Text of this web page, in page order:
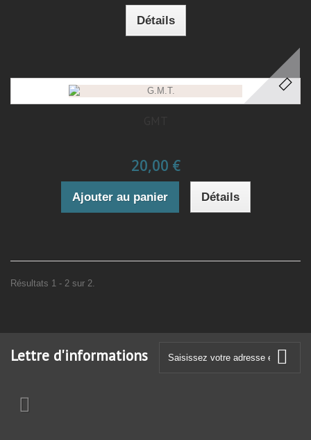
Détails
20,00 €
Ajouter au panier Détails
Résultats 1 - 2 sur 2.
Lettre d'informations